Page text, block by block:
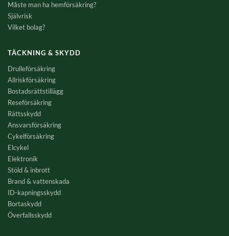
Måste man ha hemförsäkring?
Självrisk
Vilket bolag?
TÄCKNING & SKYDD
Drulleförsäkring
Allriskförsäkring
Bostadsrättstillägg
Reseförsäkring
Rättsskydd
Ansvarsförsäkring
Cykelförsäkring
Elcykel
Elektronik
Stöld & inbrott
Brand & vattenskada
ID-kapningsskydd
Bortaskydd
Överfallsskydd